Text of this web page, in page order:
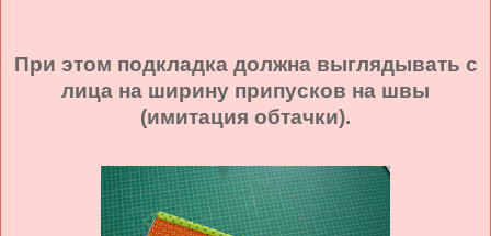
При этом подкладка должна выглядывать с
лица на ширину припусков на швы
(имитация обтачки).